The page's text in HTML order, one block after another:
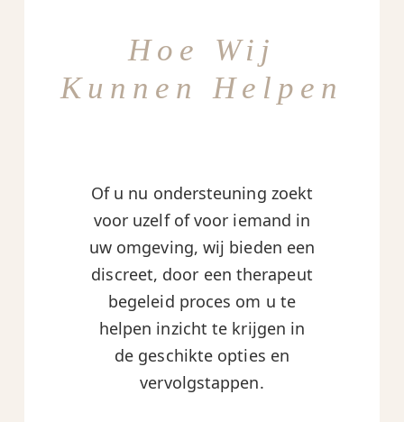
Hoe Wij
Kunnen Helpen
Of u nu ondersteuning zoekt
voor uzelf of voor iemand in
uw omgeving, wij bieden een
discreet, door een therapeut
begeleid proces om u te
helpen inzicht te krijgen in
de geschikte opties en
vervolgstappen.